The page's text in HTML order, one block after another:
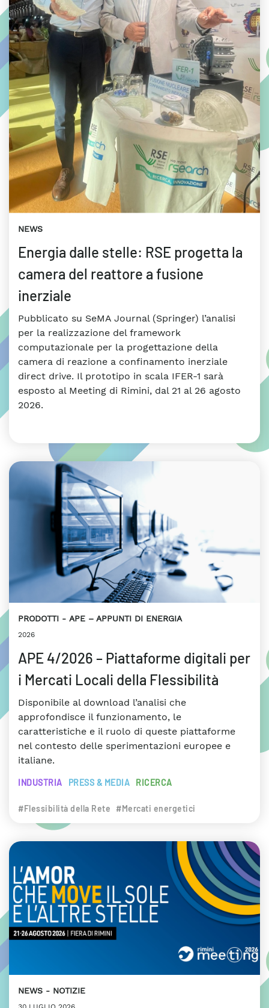
NEWS
Energia dalle stelle: RSE progetta la
camera del reattore a fusione
inerziale
Pubblicato su SeMA Journal (Springer) l’analisi
per la realizzazione del framework
computazionale per la progettazione della
camera di reazione a confinamento inerziale
direct drive. Il prototipo in scala IFER-1 sarà
esposto al Meeting di Rimini, dal 21 al 26 agosto
2026.
PRODOTTI APE – APPUNTI DI ENERGIA
2026
APE 4/2026 – Piattaforme digitali per
i Mercati Locali della Flessibilità
Disponibile al download l’analisi che
approfondisce il funzionamento, le
caratteristiche e il ruolo di queste piattaforme
nel contesto delle sperimentazioni europee e
italiane.
INDUSTRIA PRESS & MEDIA RICERCA
#Flessibilità della Rete #Mercati energetici
NEWS NOTIZIE